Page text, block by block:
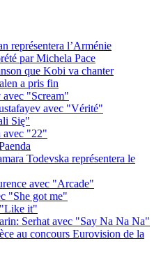
représentera l’Arménie
par Michela Pace
que Kobi va chanter
a pris fin
avec "Scream"
avec "Vérité"
Się"
avec "22"
Todevska représentera le
avec "Arcade"
"She got me"
"Like it"
Serhat avec "Say Na Na Na"
au concours Eurovision de la